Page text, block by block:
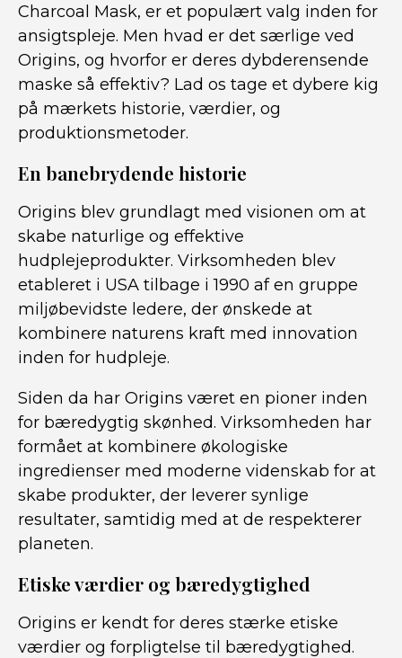
Charcoal Mask, er et populært valg inden for
ansigtspleje. Men hvad er det særlige ved
Origins, og hvorfor er deres dybderensende
maske så effektiv? Lad os tage et dybere kig
på mærkets historie, værdier, og
produktionsmetoder.
En banebrydende historie
Origins blev grundlagt med visionen om at
skabe naturlige og effektive
hudplejeprodukter. Virksomheden blev
etableret i USA tilbage i 1990 af en gruppe
miljøbevidste ledere, der ønskede at
kombinere naturens kraft med innovation
inden for hudpleje.
Siden da har Origins været en pioner inden
for bæredygtig skønhed. Virksomheden har
formået at kombinere økologiske
ingredienser med moderne videnskab for at
skabe produkter, der leverer synlige
resultater, samtidig med at de respekterer
planeten.
Etiske værdier og bæredygtighed
Origins er kendt for deres stærke etiske
værdier og forpligtelse til bæredygtighed.